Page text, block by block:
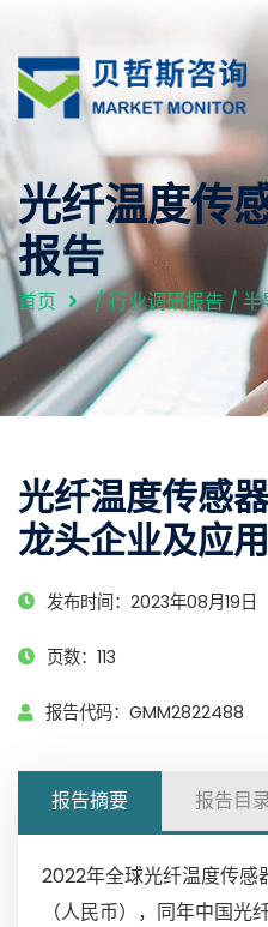
光纤温度传
报告
首页 /行业调研报告 / 半
光纤温度传感
龙头企业及应
发布时间：2023年08月19日
页数：113
报告代码：GMM2822488
报告摘要 报告目
2022年全球光纤温度传感
（人民币），同年中国